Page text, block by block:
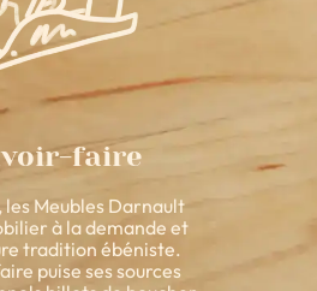
faire
les Meubles Darnault
à la demande et
tradition ébéniste.
puise ses sources